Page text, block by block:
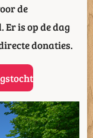
de
is op de dag
donaties.